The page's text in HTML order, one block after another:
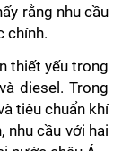
rằng nhu cầu
chính.
thiết yếu trong
diesel. Trong
tiêu chuẩn khí
nhu cầu với hai